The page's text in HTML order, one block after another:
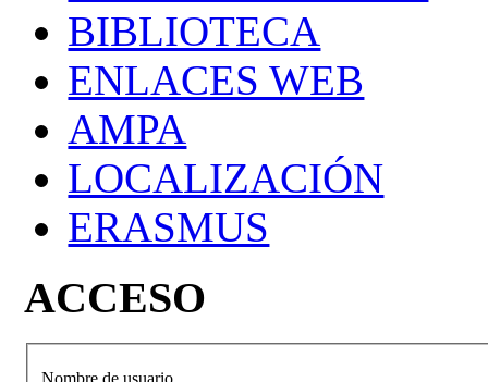
BIBLIOTECA
ENLACES WEB
AMPA
LOCALIZACIÓN
ERASMUS
ACCESO
Nombre de usuario